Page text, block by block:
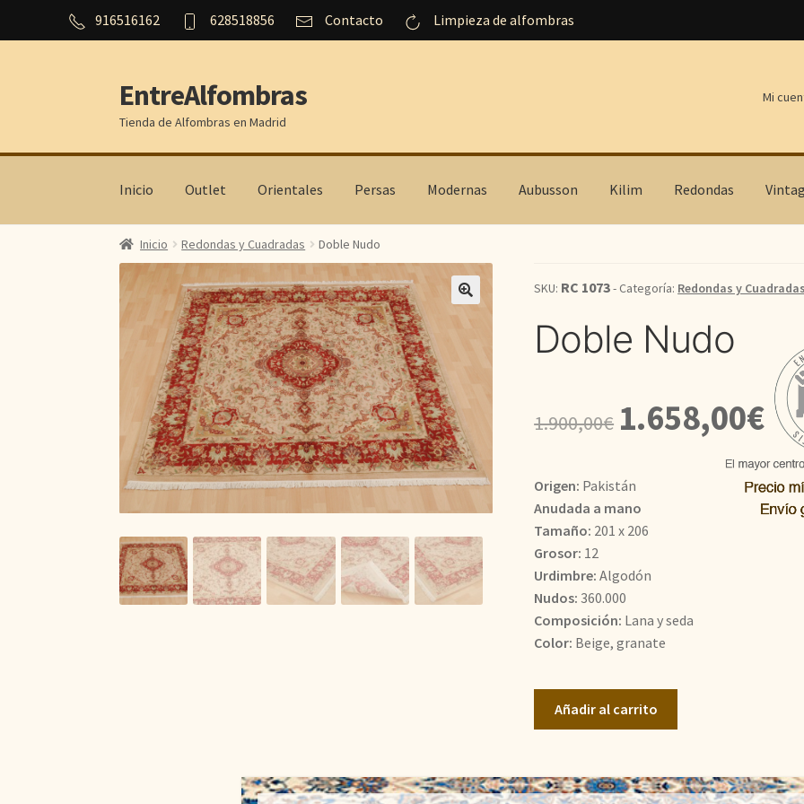
916516162 628518856 Contacto Limpieza de alfombras
Ir
a
la
navegación
Ir
al
contenido
EntreAlfombras
Tienda de Alfombras en Madrid
Mi
Inicio Outlet Orientales Persas Modernas Aubusson Kilim Redondas
Inicio Redondas y Cuadradas Doble Nudo
SKU: RC 1073- Categoría: Redondas y Cuadradas
Doble Nudo
1.900,00€
El
precio
era:
1.900,00€.
1.658,00€El
es:
Origen: Pakistán
Anudada a mano
Tamaño: 201 x 206
Grosor: 12
Urdimbre: Algodón
Nudos: 360.000
Composición: Lana y seda
Color: Beige, granate
Añadir al carrito